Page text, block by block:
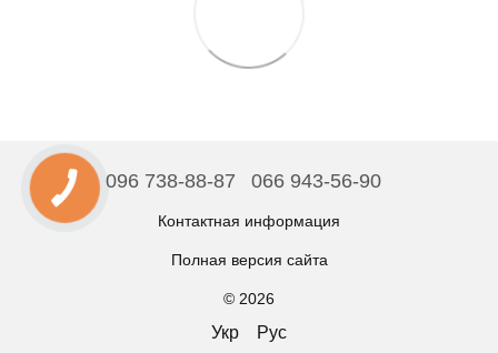
096 738-88-87 066 943-56-90
Контактная информация
Полная версия сайта
© 2026
Укр Рус